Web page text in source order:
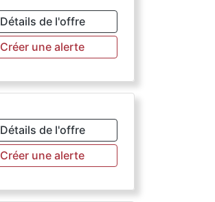
Détails de l'offre
Créer une alerte
Détails de l'offre
Créer une alerte